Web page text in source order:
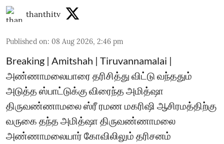
thanthitv
Published on: 08 Aug 2026, 2:46 pm
Breaking | Amitshah | Tiruvannamalai |
அண்ணாமலையாரை தரிசித்து விட்டு வந்ததும்
அடுத்த ஸ்பாட்டுக்கு விரைந்த அமித்ஷா
திருவண்ணாமலை ஸ்ரீ ரமண மகரிஷி ஆசிரமத்திற்கு
வருகை தந்த அமித்ஷா திருவண்ணாமலை
அண்ணாமலையார் கோவிலிலும் தரிசனம்